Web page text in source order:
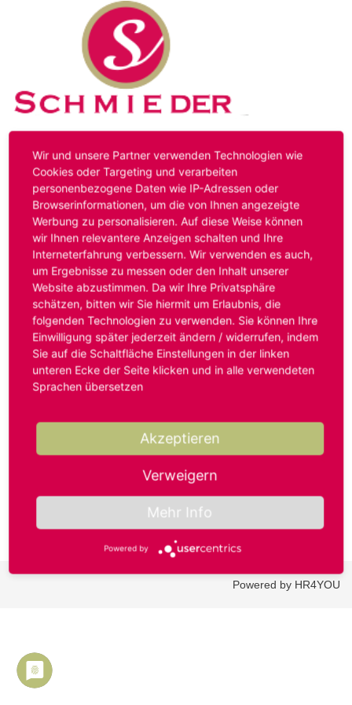
Kontakt Impressum Datenschutz
Hinweis:Das von ihnen aufgerufene Stellenangebot ist
bereits ausgelaufen. Alternative Stellenanzeigen finden
Sie unter:
www.schmieder-personal.de/stellenangebote
Oder Sie bewerben sich
initiativund wir suchen für Sie
passende Stellenangebote.
Anmelden
Benutzername oder E-Mail-Adresse*
Passwort*
Powered by HR4YOU
Wir und unsere Partner verwenden Technologien wie
Cookies oder Targeting und verarbeiten
personenbezogene Daten wie IP-Adressen oder
Browserinformationen, um die von Ihnen angezeigte
Werbung zu personalisieren. Auf diese Weise können
wir Ihnen relevantere Anzeigen schalten und Ihre
Interneterfahrung verbessern. Wir verwenden es auch,
um Ergebnisse zu messen oder den Inhalt unserer
Website abzustimmen. Da wir Ihre Privatsphäre
schätzen, bitten wir Sie hiermit um Erlaubnis, die
folgenden Technologien zu verwenden. Sie können Ihre
Einwilligung später jederzeit ändern / widerrufen, indem
Sie auf die Schaltfläche Einstellungen in der linken
unteren Ecke der Seite klicken und in alle verwendeten
Sprachen übersetzen
Akzeptieren
Verweigern
Mehr Info
Powered by